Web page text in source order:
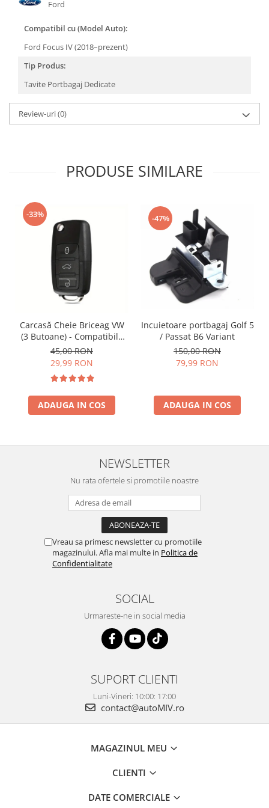
Accesorii Camioane
Lampi si Proiectoare Camion
Marcaje si Echipamente de
Siguranta
Accesorii Cabina Camion
Echipamente Electrice si
Uleiuri si Lichide Auto
Aditivi Combustibil
Aditivi Ulei Motor
Aditivi DPF, Sistem Racire si
Servodirectie
Spray Curatare Frane
Produse Intretinere si Detailing
Curatare si Detailing Interior
Vopsitorie, Chituri si Adezivi
Curatare si Detailing Exterior
Produse de Iarna
Ford
Compatibil cu (Model Auto):
Ford Focus IV (2018–prezent)
Tip Produs:
Tavite Portbagaj Dedicate
Review-uri(0)
PRODUSE SIMILARE
-33%
Carcasă Cheie Briceag VW
(3 Butoane) - Compatibilă
Golf 5, Jetta, Touran etc
45,00 RON
29,99 RON
ADAUGA IN COS
-47%
Incuietoare portbagaj Golf 5
/ Passat B6 Variant
150,00 RON
79,99 RON
ADAUGA IN COS
NEWSLETTER
Nu rata ofertele si promotiile noastre
Vreau sa primesc newsletter cu promotiile
magazinului. Afla mai multe in Politica de
Confidentialitate
SOCIAL
Urmareste-ne in social media
SUPORT CLIENTI
Luni-Vineri: 10:00: 17:00
contact@autoMIV.ro
MAGAZINUL MEU
CLIENTI
DATE COMERCIALE